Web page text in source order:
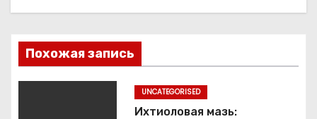
з
а
Похожая запись
UNCATEGORISED
Ихтиоловая мазь: